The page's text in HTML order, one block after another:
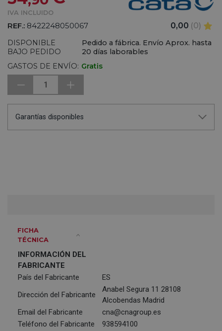
IVA INCLUIDO
REF.: 8422248050067 0,00 (0)
DISPONIBLE
BAJO PEDIDO
Pedido a fábrica. Envío Aprox. hasta
20 días laborables
GASTOS DE ENVÍO: Gratis
1
Garantías disponibles
FICHA
TÉCNICA
INFORMACIÓN DEL
FABRICANTE
País del Fabricante
ES
Dirección del Fabricante
Anabel Segura 11 28108
Alcobendas Madrid
Email del Fabricante
cna@cnagroup.es
Teléfono del Fabricante
938594100